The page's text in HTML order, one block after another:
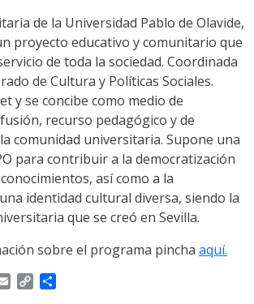
de la Universidad Pablo de Olavide,
proyecto educativo y comunitario que
de toda la sociedad. Coordinada
de Cultura y Políticas Sociales.
y se concibe como medio de
recurso pedagógico y de
comunidad universitaria. Supone una
para contribuir a la democratización
así como a la
identidad cultural diversa, siendo la
que se creó en Sevilla.
sobre el programa pincha aquí.